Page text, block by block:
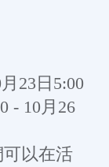
23日5:00
- 10月26
以在活